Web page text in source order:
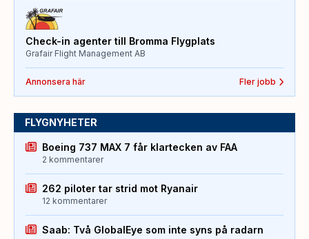
Check-in agenter till Bromma Flygplats
Grafair Flight Management AB
Annonsera här Fler jobb
FLYGNYHETER
Boeing 737 MAX 7 får klartecken av FAA
2 kommentarer
262 piloter tar strid mot Ryanair
12 kommentarer
Saab: Två GlobalEye som inte syns på radarn